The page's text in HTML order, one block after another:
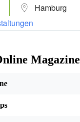
Hamburg
Magazine